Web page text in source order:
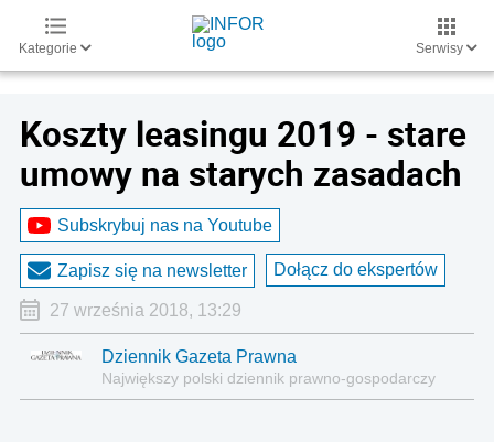
Kategorie Serwisy
Koszty leasingu 2019 - stare
umowy na starych zasadach
Subskrybuj nas na Youtube
Zapisz się na newsletter Dołącz do ekspertów
27 września 2018, 13:29
Dziennik Gazeta Prawna
Największy polski dziennik prawno-gospodarczy